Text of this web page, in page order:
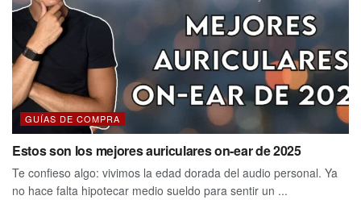
GUÍAS DE COMPRA
Estos son los mejores auriculares on-ear de 2025
Te confieso algo: vivimos la edad dorada del audio personal. Ya
no hace falta hipotecar medio sueldo para sentir un ...